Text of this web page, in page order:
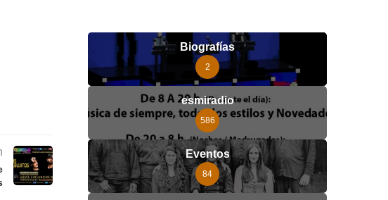
Biografías
2
esmiradio
586
Eventos
84